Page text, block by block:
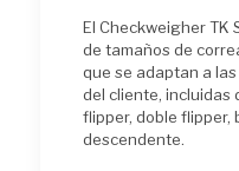
El Checkweigher TK
de tamaños de
que se adaptan a
del cliente, incluidas
flipper, doble flipper,
descendente.